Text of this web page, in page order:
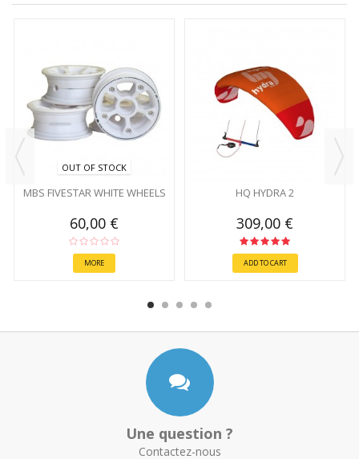
OUT OF STOCK
MBS FIVESTAR WHITE WHEELS
60,00 €
MORE
HQ HYDRA 2
309,00 €
ADD TO CART
Une question ?
Contactez-nous